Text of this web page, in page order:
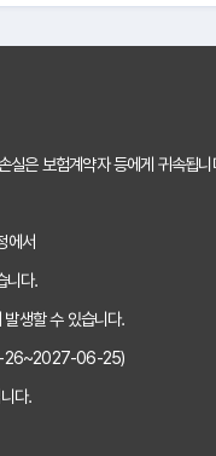
실은 보험계약자 등에게 귀속됩니
에서
니다.
생할 수 있습니다.
26~2027-06-25)
다.